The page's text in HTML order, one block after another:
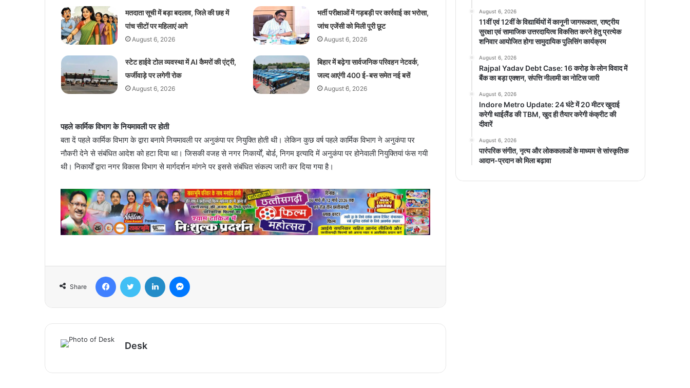
मतदाता सूची में बड़ा बदलाव, जिले की छह में
पांच सीटों पर महिलाएं आगे
August 6, 2026
भर्ती परीक्षाओं में गड़बड़ी पर कार्रवाई का भरोसा,
जांच एजेंसी को मिली पूरी छूट
August 6, 2026
स्टेट हाईवे टोल व्यवस्था में AI कैमरों की एंट्री,
फर्जीवाड़े पर लगेगी रोक
August 6, 2026
बिहार में बढ़ेगा सार्वजनिक परिवहन नेटवर्क,
जल्द आएंगी 400 ई-बस समेत नई बसें
August 6, 2026
पहले कार्मिक विभाग के नियमावली पर होती
बता दें पहले कार्मिक विभाग के द्वारा बनाये नियमावली पर अनुकंपा पर नियुक्ति होती थी। लेकिन कुछ वर्ष पहले कार्मिक विभाग ने अनुकंपा पर
नौकरी देने से संबंधित आदेश को हटा दिया था। जिसकी वजह से नगर निकार्यों, बोर्ड, निगम इत्यादि में अनुकंपा पर होनेवाली नियुक्तियां फंस गयी
थी। निकार्यों द्वारा नगर विकास विभाग से मार्गदर्शन मांगने पर इससे संबंधित संकल्प जारी कर दिया गया है।
Share
Desk
August 6, 2026
11वीं एवं 12वीं के विद्यार्थियों में कानूनी जागरूकता, राष्ट्रीय
सुरक्षा एवं सामाजिक उत्तरदायित्व विकसित करने हेतु प्रत्येक
शनिवार आयोजित होगा सामुदायिक पुलिसिंग कार्यक्रम
August 6, 2026
Rajpal Yadav Debt Case: 16 करोड़ के लोन विवाद में
बैंक का बड़ा एक्शन, संपत्ति नीलामी का नोटिस जारी
August 6, 2026
Indore Metro Update: 24 घंटे में 20 मीटर खुदाई
करेगी थाईलैंड की TBM, खुद ही तैयार करेगी कंक्रीट की
दीवारें
August 6, 2026
पारंपरिक संगीत, नृत्य और लोककलाओं के माध्यम से सांस्कृतिक
आदान-प्रदान को मिला बढ़ावा